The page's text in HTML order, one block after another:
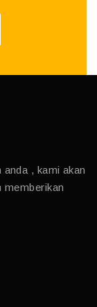
, kami akan
memberikan